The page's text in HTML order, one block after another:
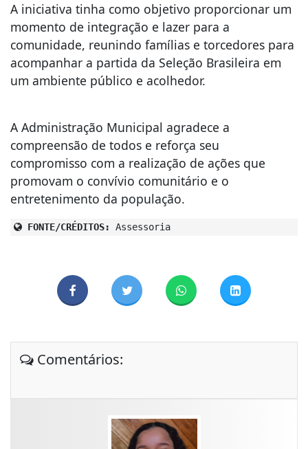
A iniciativa tinha como objetivo proporcionar um
momento de integração e lazer para a
comunidade, reunindo famílias e torcedores para
acompanhar a partida da Seleção Brasileira em
um ambiente público e acolhedor.
A Administração Municipal agradece a
compreensão de todos e reforça seu
compromisso com a realização de ações que
promovam o convívio comunitário e o
entretenimento da população.
FONTE/CRÉDITOS: Assessoria
Comentários: